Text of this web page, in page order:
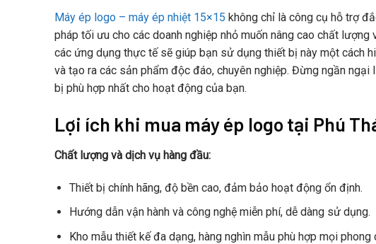
Máy ép logo – máy ép nhiệt 15×15 không chỉ là công cụ hỗ trợ
pháp tối ưu cho các doanh nghiệp nhỏ muốn nâng cao chất
các ứng dụng thực tế sẽ giúp bạn sử dụng thiết bị này một cách
và tạo ra các sản phẩm độc đáo, chuyên nghiệp. Đừng ngần
bị phù hợp nhất cho hoạt động của bạn.
Lợi ích khi mua máy ép logo tại Phú
Chất lượng và dịch vụ hàng đầu:
Thiết bị chính hãng, độ bền cao, đảm bảo hoạt động ổn định.
Hướng dẫn vận hành và công nghệ miễn phí, dễ dàng sử dụng.
Kho mẫu thiết kế đa dạng, hàng nghìn mẫu phù hợp mọi phong